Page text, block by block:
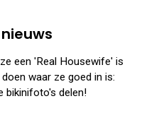
een 'Real Housewife' is
waar ze goed in is:
bikinifoto's delen!